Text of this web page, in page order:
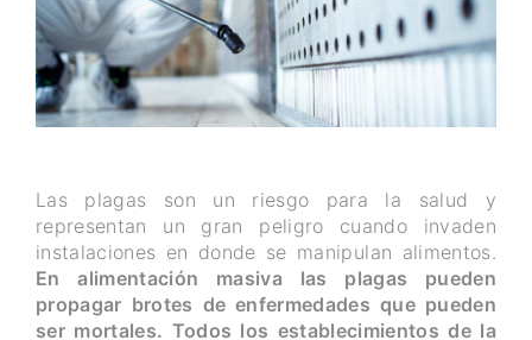
Las plagas son un riesgo para la salud y
representan un gran peligro cuando invaden
instalaciones en donde se manipulan alimentos.
En alimentación masiva las plagas pueden
propagar brotes de enfermedades que pueden
ser mortales. Todos los establecimientos de la